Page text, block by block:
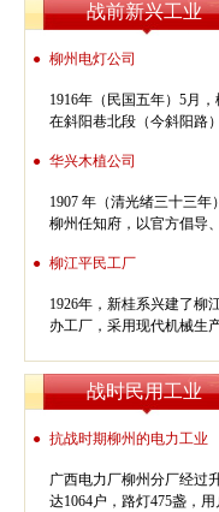
战前新兴工业
● 柳州电灯公司
1916年（民国五年）5月
在斜阳巷北段（今斜阳路
● 华兴木植公司
1907 年（清光绪三十三年
柳州任知府，以官方倡导
● 柳江平民工厂
1926年，新桂系兴建了柳
办工厂，采用现代机械生
战时民用工业
● 抗战时期柳州的电力工业
广西电力厂柳州分厂经过
达1064户，路灯475盏，用